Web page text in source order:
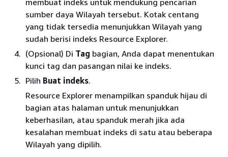
sumber daya Wilayah tersebut. Kotak centang
yang tidak tersedia menunjukkan Wilayah yang
sudah berisi indeks Resource Explorer.
(Opsional) Di Tag bagian, Anda dapat menentukan
kunci tag dan pasangan nilai ke indeks.
Pilih Buat indeks.
Resource Explorer menampilkan spanduk hijau di
bagian atas halaman untuk menunjukkan
keberhasilan, atau spanduk merah jika ada
kesalahan membuat indeks di satu atau beberapa
Wilayah yang dipilih.